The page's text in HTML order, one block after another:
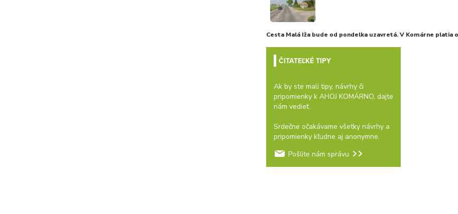
Cesta Malá Iža bude od pondelka uzavretá. V Komárne platia
ČITATEĽKÉ TIPY
Ak by ste mali tipy, návrhy či
pripomienky k AHOJ KOMÁRNO, dajte
nám vedieť.
Srdečne očakávame všetky návrhy a
pripomienky kľudne aj anonymne.
Pošlite nám správu